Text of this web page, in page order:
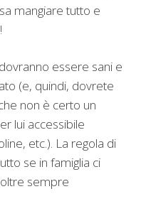
mangiare tutto e
essere sani e
(e, quindi, dovrete
non è certo un
lui accessibile
etc.). La regola di
se in famiglia ci
sempre